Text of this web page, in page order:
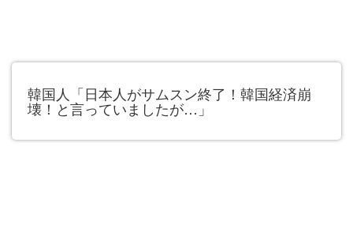
韓国人「日本人がサムスン終了！韓国経済崩
壊！と言っていましたが…」